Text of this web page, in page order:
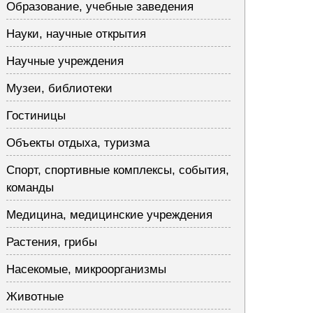
Образование, учебные заведения
Науки, научные открытия
Научные учреждения
Музеи, библиотеки
Гостиницы
Объекты отдыха, туризма
Спорт, спортивные комплексы, события,
команды
Медицина, медицинские учреждения
Растения, грибы
Насекомые, микроорганизмы
Животные